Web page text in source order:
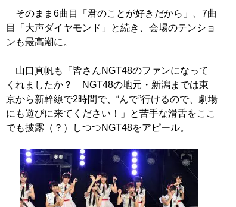
そのまま6曲目「君のことが好きだから」、7曲
目「大声ダイヤモンド」と続き、会場のテンショ
ンも最高潮に。
山口真帆も「皆さんNGT48のファンになって
くれましたか？ NGT48の地元・新潟までは東
京から新幹線で2時間で、“んで”行けるので、劇場
にも遊びに来てください！」と苦手な滑舌をここ
でも披露（？）しつつNGT48をアピール。